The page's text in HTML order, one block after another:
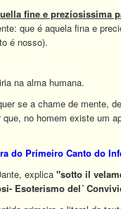
fine e preziosissima
que é aquela fina e
é nosso).
na alma humana.
se a chame de mente,
no homem existe um
do Primeiro Canto do
explica "sotto il
Esoterismo del´